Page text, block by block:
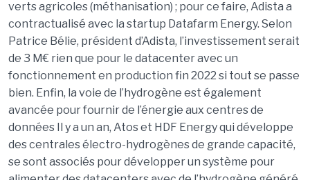
verts agricoles (méthanisation) ; pour ce faire, Adista a
contractualisé avec la startup Datafarm Energy. Selon
Patrice Bélie, président d’Adista, l’investissement serait
de 3 M€ rien que pour le datacenter avec un
fonctionnement en production fin 2022 si tout se passe
bien. Enfin, la voie de l’hydrogène est également
avancée pour fournir de l’énergie aux centres de
données Il y a un an, Atos et HDF Energy qui développe
des centrales électro-hydrogènes de grande capacité,
se sont associés pour développer un système pour